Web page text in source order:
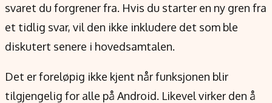
svaret du forgrener fra. Hvis du starter en ny gren fra
et tidlig svar, vil den ikke inkludere det som ble
diskutert senere i hovedsamtalen.
Det er foreløpig ikke kjent når funksjonen blir
tilgjengelig for alle på Android. Likevel virker den å